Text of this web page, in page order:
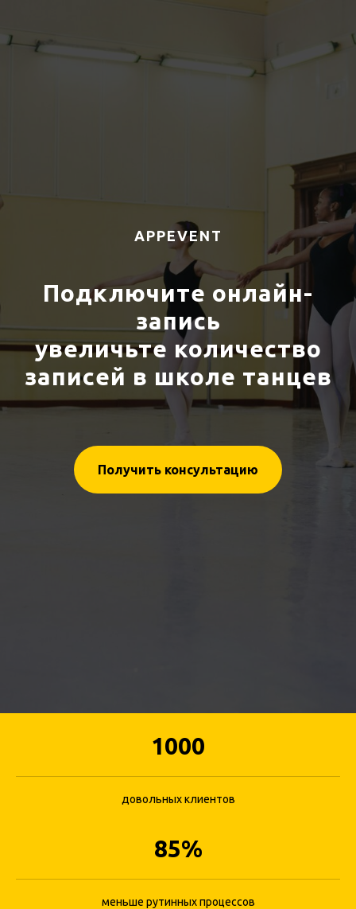
APPEVENT
Подключите онлайн-
запись
увеличьте количество
записей в школе танцев
Получить консультацию
1000
довольных клиентов
85%
меньше рутинных процессов
увеличения количества
Разместите форму для записи на всех